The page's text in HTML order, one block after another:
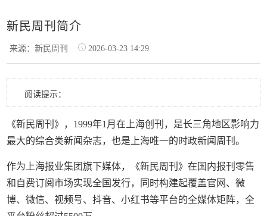
新民周刊简介
来源：新民周刊 2026-03-23 14:29
阅读提示：
《新民周刊》，1999年1月在上海创刊，是长三角地区影响力
最大的综合类新闻杂志，也是上海唯一的时政新闻周刊。
作为上海报业集团旗下媒体，《新民周刊》在国内报刊零售
和自费订阅市场实现全国发行，同时构建起覆盖官网、微
博、微信、视频号、抖音、小红书等平台的全媒体矩阵，全